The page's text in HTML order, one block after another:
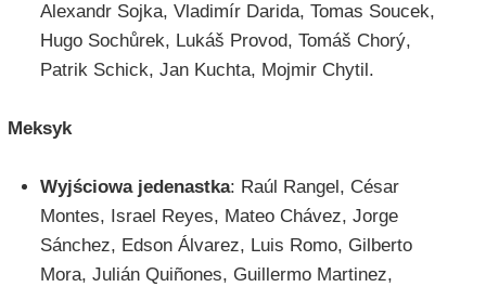
Alexandr Sojka, Vladimír Darida, Tomas Soucek,
Hugo Sochůrek, Lukáš Provod, Tomáš Chorý,
Patrik Schick, Jan Kuchta, Mojmir Chytil.
Meksyk
Wyjściowa jedenastka: Raúl Rangel, César
Montes, Israel Reyes, Mateo Chávez, Jorge
Sánchez, Edson Álvarez, Luis Romo, Gilberto
Mora, Julián Quiñones, Guillermo Martinez,